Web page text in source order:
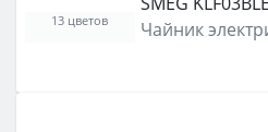
Чайник
13 цветов